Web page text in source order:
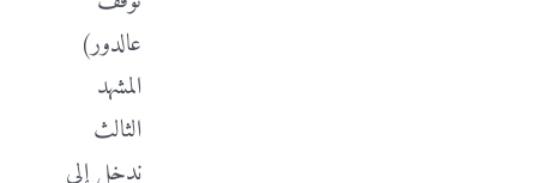
عالدور)
المشهد
الثالث
ندخل إلى